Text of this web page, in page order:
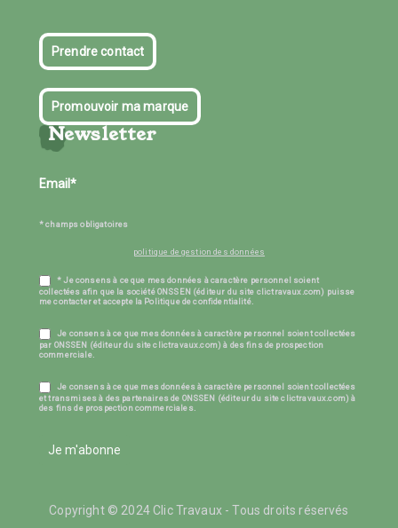
Prendre contact
Promouvoir ma marque
Newsletter
* champs obligatoires
politique de gestion des données
* Je consens à ce que mes données à caractère personnel soient
collectées afin que la société ONSSEN (éditeur du site clictravaux.com) puisse
me contacter et accepte la Politique de confidentialité.
Je consens à ce que mes données à caractère personnel soient collectées
par ONSSEN (éditeur du site clictravaux.com) à des fins de prospection
commerciale.
Je consens à ce que mes données à caractère personnel soient collectées
et transmises à des partenaires de ONSSEN (éditeur du site clictravaux.com) à
des fins de prospection commerciales.
Je m'abonne
Copyright © 2024 Clic Travaux - Tous droits réservés